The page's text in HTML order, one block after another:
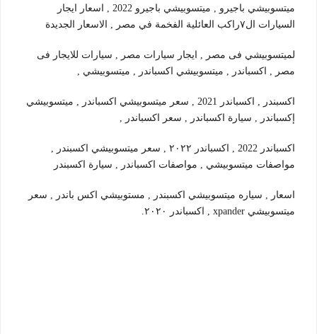
ميتسوبيشي باجيرو , ميتسوبيشي باجيرو 2022 , اسعار ايجار
السيارات ال٧راكب العائلية الفخمة في مصر , الاسعار الجديدة
لميتسوبيشي فى مصر , ايجار سيارات مصر , سيارات للايجار فى
مصر , اكسباندر , ميتسوبيشي اكسباندر , ميتسوبيشي ,
اكسبندر , اكسباندر 2021 , سعر ميتسوبيشي اكسباندر , ميتسوبيشي
إكسباندر , سيارة اكسباندر , سعر اكسباندر ,
اكسباندر 2022 , اكسباندر ٢٠٢٢ , سعر ميتسوبيشي اكسبندر ,
مواصفات ميتسوبيشي , مواصفات اكسباندر , سيارة اكسبندر
اسعار , سياره ميتسوبيشي اكسبندر , مستوبيشي اكس باندر , سعر
ميتسوبيشي xpander , اكسباندر ٢٠٢٠.